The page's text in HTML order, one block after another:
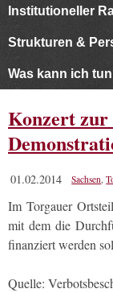
Institutioneller
Strukturen &
Was kann ich
Konzert
01.02.2014 Sachsen,
Im Torgauer
mit dem die
finanziert werden
Quelle: